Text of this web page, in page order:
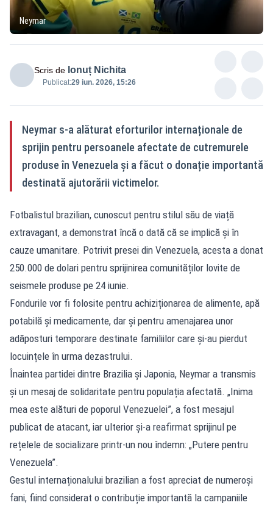
Neymar
Scris de Ionuț Nichita
Publicat:29 iun. 2026, 15:26
Neymar s-a alăturat eforturilor internaționale de
sprijin pentru persoanele afectate de cutremurele
produse în Venezuela și a făcut o donație importantă
destinată ajutorării victimelor.
Fotbalistul brazilian, cunoscut pentru stilul său de viață
extravagant, a demonstrat încă o dată că se implică și în
cauze umanitare. Potrivit presei din Venezuela, acesta a donat
250.000 de dolari pentru sprijinirea comunităților lovite de
seismele produse pe 24 iunie.
Fondurile vor fi folosite pentru achiziționarea de alimente, apă
potabilă și medicamente, dar și pentru amenajarea unor
adăposturi temporare destinate familiilor care și-au pierdut
locuințele în urma dezastrului.
Înaintea partidei dintre Brazilia și Japonia, Neymar a transmis
și un mesaj de solidaritate pentru populația afectată. „Inima
mea este alături de poporul Venezuelei”, a fost mesajul
publicat de atacant, iar ulterior și-a reafirmat sprijinul pe
rețelele de socializare printr-un nou îndemn: „Putere pentru
Venezuela”.
Gestul internaționalului brazilian a fost apreciat de numeroși
fani, fiind considerat o contribuție importantă la campaniile